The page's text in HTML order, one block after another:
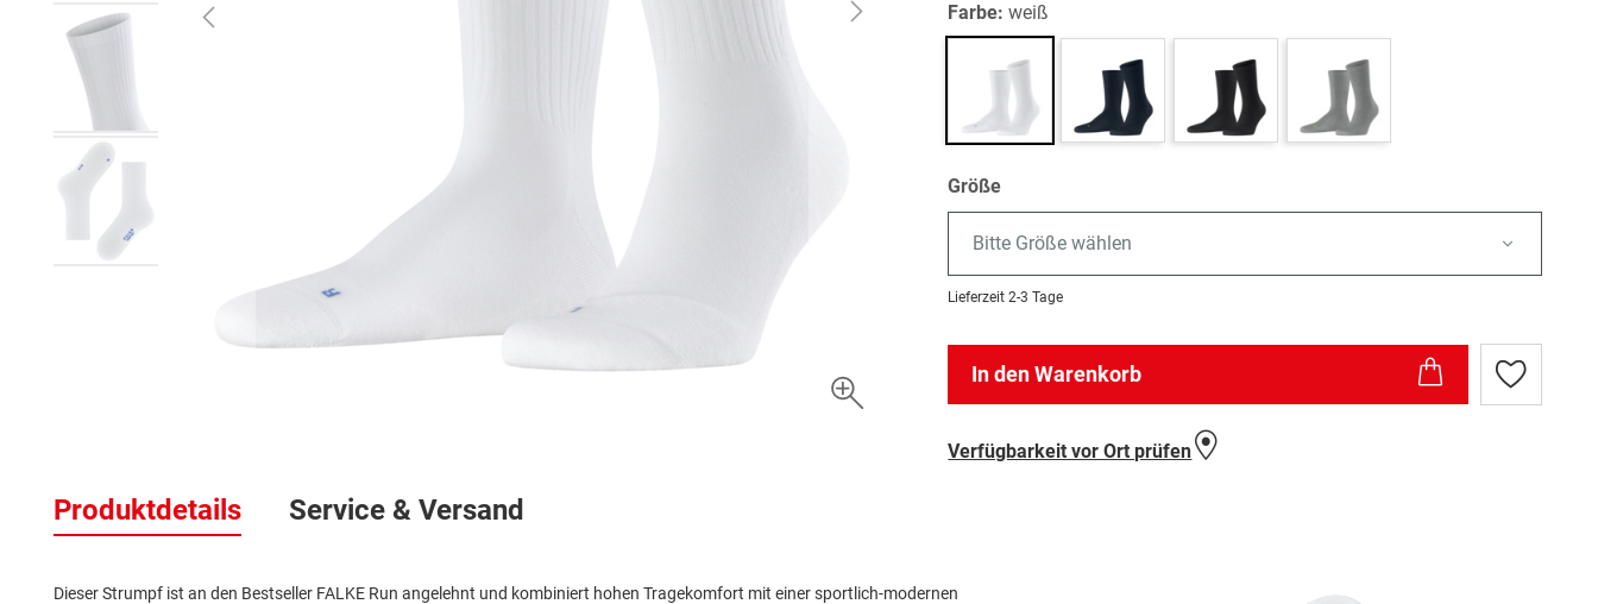
Bildergalerie
springen
Farbe:weiß
Größe
Bitte Größe wählen
Lieferzeit 2-3 Tage
In den Warenkorb
Zur
Wunschliste
Verfügbarkeit vor Ort prüfen
Produktdetails
Dieser Strumpf ist an den Bestseller FALKE Run angelehnt und kombiniert hohen Tragekomfort mit einer sportlich-modernen
Service & Versand